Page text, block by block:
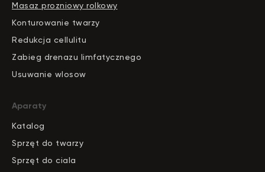
Masaz prozniowy rolkowy
Konturowanie twarzy
Redukcja cellulitu
Zabieg drenazu limfatycznego
Usuwanie wlosow
Aparaty
Katalog
Sprzęt do twarzy
Sprzęt do ciala